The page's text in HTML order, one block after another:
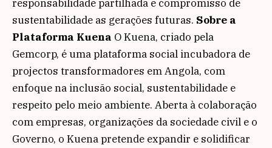
responsabilidade partilhada e compromisso de
sustentabilidade as gerações futuras. Sobre a
Plataforma Kuena O Kuena, criado pela
Gemcorp, é uma plataforma social incubadora de
projectos transformadores em Angola, com
enfoque na inclusão social, sustentabilidade e
respeito pelo meio ambiente. Aberta à colaboração
com empresas, organizações da sociedade civil e o
Governo, o Kuena pretende expandir e solidificar